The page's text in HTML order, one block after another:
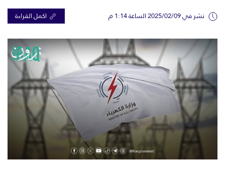
نشر في 2025/02/09 الساعة 1:14 م اكمل القراءة